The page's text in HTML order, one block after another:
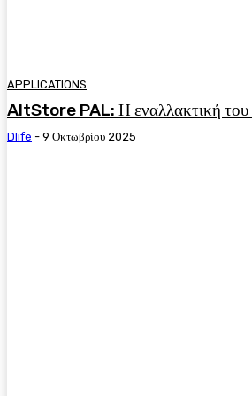
APPLICATIONS
AltStore PAL: Η εναλλακτική
Dlife - 9 Οκτωβρίου 2025